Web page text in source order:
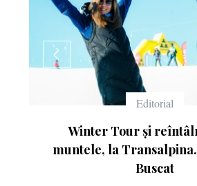
Ce înseamnă